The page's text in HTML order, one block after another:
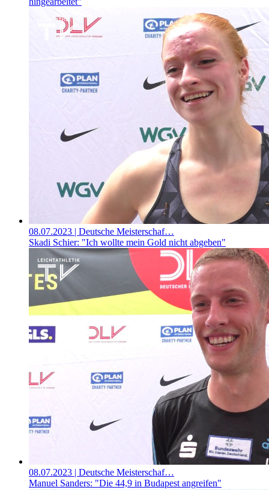
08.07.2023 | Deutsche Meisterschaf…
Skadi Schier: "Ich wollte mein Gold nicht abgeben"
08.07.2023 | Deutsche Meisterschaf…
Manuel Sanders: "Die 44,9 in Budapest angreifen"